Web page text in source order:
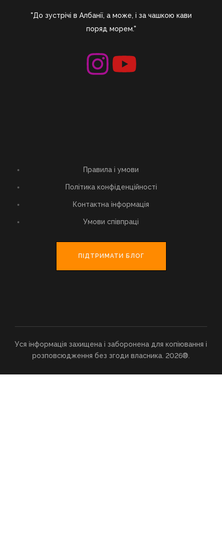
"До зустрічі в Албанії, а може, і за чашкою кави
поряд морем."
Правила і умови
Політика конфіденційності
Контактна інформація
Умови співпраці
ПІДТРИМАТИ БЛОГ
Уся інформація захищена і заборонена для копіювання і
розповсюдження без згоди власника. 2026®.